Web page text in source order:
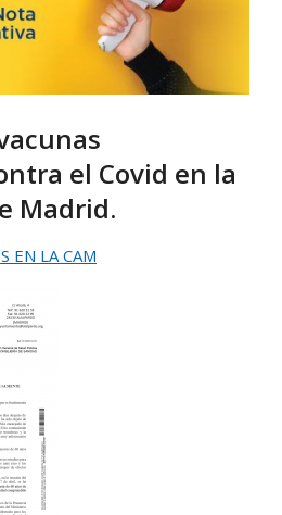
el Covid en la
Madrid.
EN LA CAM